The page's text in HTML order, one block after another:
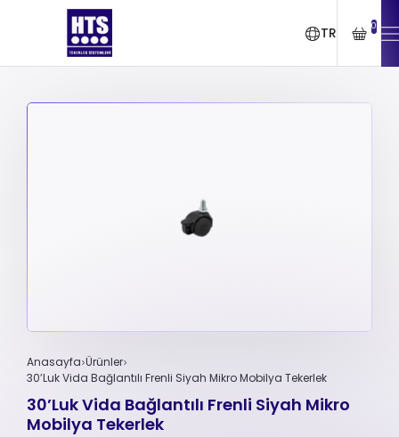
TR 0
Anasayfa Ürünler
30’Luk Vida Bağlantılı Frenli Siyah Mikro Mobilya Tekerlek
30’Luk Vida Bağlantılı Frenli Siyah Mikro
Mobilya Tekerlek